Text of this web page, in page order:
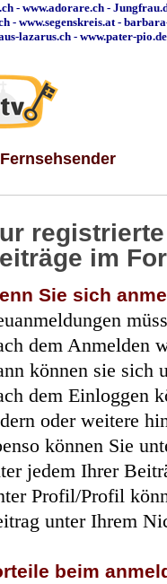
- www.adorare.ch -
- www.segenskreis.at-
lazarus.ch - www.pater-pio.de
im
Sie sich
dem Anmelden
können sie sich
dem Einloggen
oder weitere
können Sie
jedem Ihrer
Profil/Profil
unter Ihrem
beim